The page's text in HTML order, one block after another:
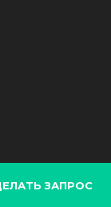
ЗАПРОС